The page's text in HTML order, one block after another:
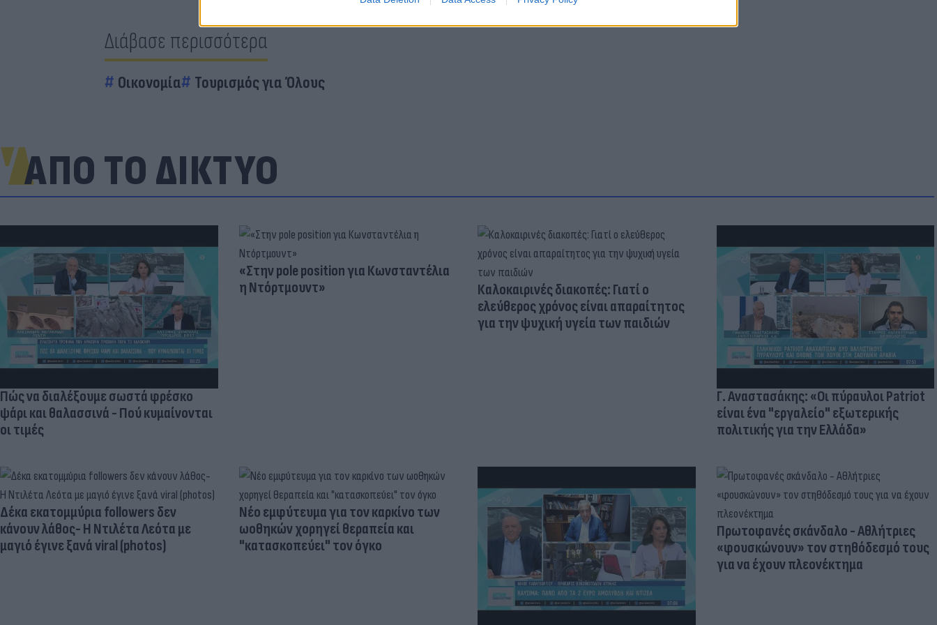
Διάβασε περισσότερα
Οικονομία Τουρισμός για Όλους
ΑΠΟ ΤΟ ΔΙΚΤΥΟ
Πώς να διαλέξουμε σωστά φρέσκο
ψάρι και θαλασσινά - Πού κυμαίνονται
οι τιμές
«Στην pole position για Κωνσταντέλια
η Ντόρτμουντ»
Καλοκαιρινές διακοπές: Γιατί ο
ελεύθερος χρόνος είναι απαραίτητος
για την ψυχική υγεία των παιδιών
Γ. Αναστασάκης: «Οι πύραυλοι Patriot
είναι ένα "εργαλείο" εξωτερικής
πολιτικής για την Ελλάδα»
Δέκα εκατομμύρια followers δεν
κάνουν λάθος- Η Ντιλέτα Λεότα με
μαγιό έγινε ξανά viral (photos)
Νέο εμφύτευμα για τον καρκίνο των
ωοθηκών χορηγεί θεραπεία και
"κατασκοπεύει" τον όγκο
Πρωτοφανές σκάνδαλο - Aθλήτριες
«φουσκώνουν» τον στηθόδεσμό τους
για να έχουν πλεονέκτημα